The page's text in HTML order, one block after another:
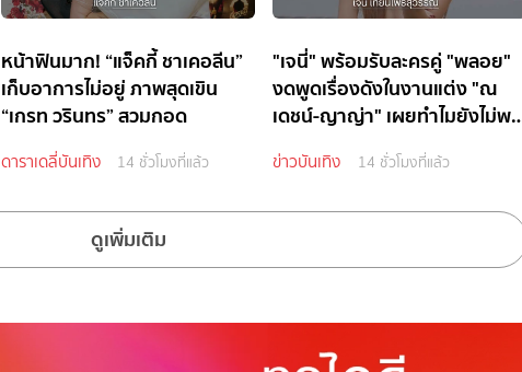
หน้าฟินมาก! “แจ็คกี้ ชาเคอลีน”
เก็บอาการไม่อยู่ ภาพสุดเขิน
“เกรท วรินทร” สวมกอด
ดาราเดลี่บันเทิง 14 ชั่วโมงที่แล้ว
"เจนี่" พร้อมรับละครคู่ "พลอย"
งดพูดเรื่องดังในงานแต่ง "ณ
เดชน์-ญาญ่า" เผยทำไมยังไม่พริ
ข่าวบันเทิง 14 ชั่วโมงที่แล้ว
ดูเพิ่มเติม